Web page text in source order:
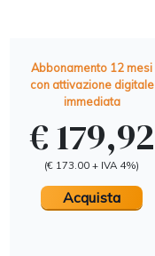
Abbonamento 12 mesi
con attivazione digitale
immediata
€ 179,92
(€ 173.00 + IVA 4%)
Acquista